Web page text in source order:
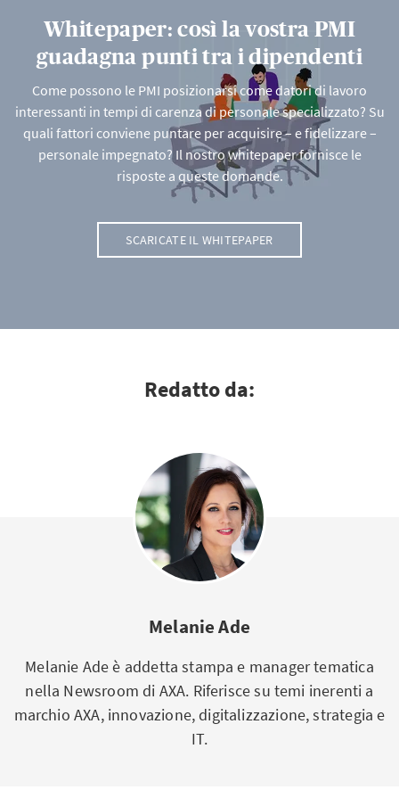
Whitepaper: così la vostra PMI
guadagna punti tra i dipendenti
Come possono le PMI posizionarsi come datori di lavoro
interessanti in tempi di carenza di personale specializzato? Su
quali fattori conviene puntare per acquisire – e fidelizzare –
personale impegnato? Il nostro whitepaper fornisce le
risposte a queste domande.
SCARICATE IL WHITEPAPER
Redatto da:
Melanie Ade
Melanie Ade è addetta stampa e manager tematica
nella Newsroom di AXA. Riferisce su temi inerenti a
marchio AXA, innovazione, digitalizzazione, strategia e
IT.